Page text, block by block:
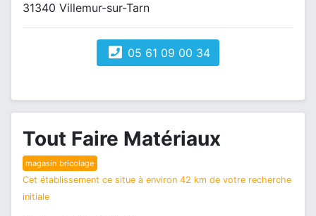
31340 Villemur-sur-Tarn
05 61 09 00 34
Tout Faire Matériaux
magasin bricolage
Cet établissement ce situe à environ 42 km de votre recherche
initiale